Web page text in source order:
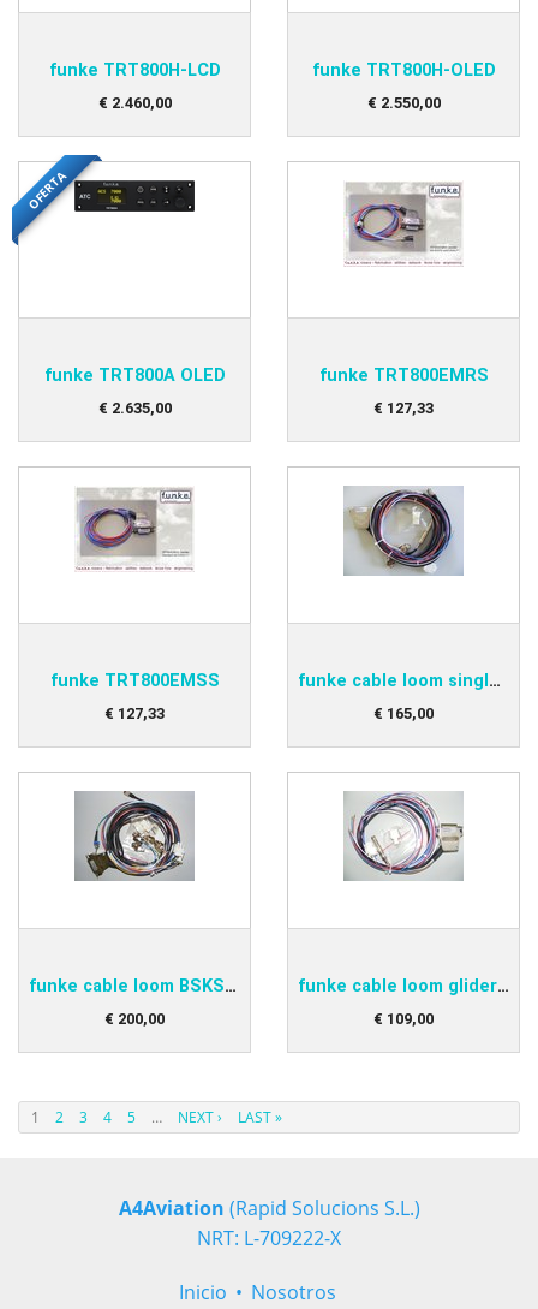
funke TRT800H-LCD
€ 2.460,00
funke TRT800H-OLED
€ 2.550,00
OFERTA
funke TRT800A OLED
€ 2.635,00
funke TRT800EMRS
€ 127,33
funke TRT800EMSS
€ 127,33
funke cable loom single BSKS833S
€ 165,00
funke cable loom BSKS833D
€ 200,00
funke cable loom glider single BSKS833GLS
€ 109,00
1 2 3 4 5 … NEXT › LAST »
A4Aviation (Rapid Solucions S.L.)
NRT: L-709222-X
Inicio Nosotros